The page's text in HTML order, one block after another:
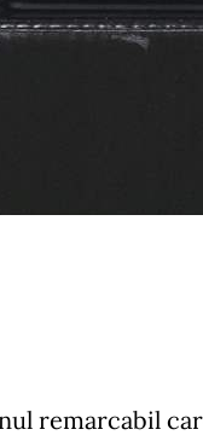
remarcabil